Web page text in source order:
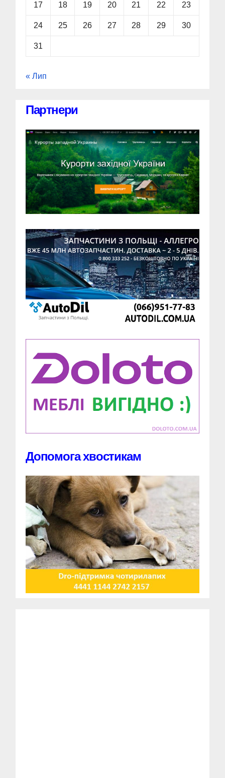
17 18 19 20 21 22 23
24 25 26 27 28 29 30
31
« Лип
Партнери
Допомога хвостикам